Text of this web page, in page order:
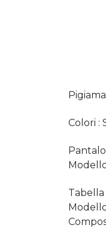
Colori :
Tabella